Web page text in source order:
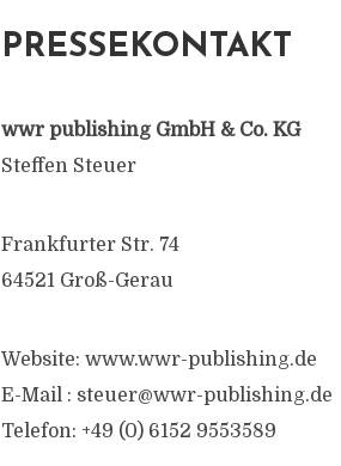
PRESSEKONTAKT
wwr publishing GmbH & Co. KG
Steffen Steuer
Frankfurter Str. 74
64521 Groß-Gerau
Website: www.wwr-publishing.de
E-Mail : steuer@wwr-publishing.de
Telefon: +49 (0) 6152 9553589